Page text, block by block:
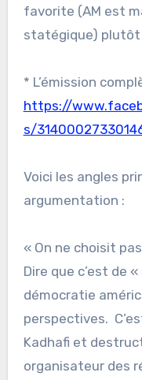
favorite (AM est
statégique) plutôt
* L’émission
https://
s/
Voici les angles
argumentation :
« On ne choisit
Dire que c’est de
démocratie
perspectives.
Kadhafi et
organisateur des